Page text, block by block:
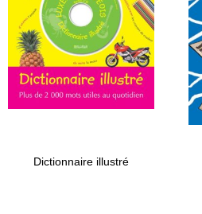
Dictionnaire illustré